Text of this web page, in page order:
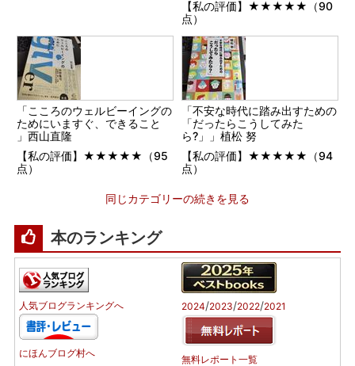
【私の評価】★★★★★（90
点）
「こころのウェルビーイングの
ためにいますぐ、できること
」西山直隆
【私の評価】★★★★★（95
点）
「不安な時代に踏み出すための
「だったらこうしてみた
ら?」」植松 努
【私の評価】★★★★★（94
点）
同じカテゴリーの続きを見る
本のランキング
人気ブログランキングへ
にほんブログ村へ
2024/2023/2022/2021
無料レポート一覧